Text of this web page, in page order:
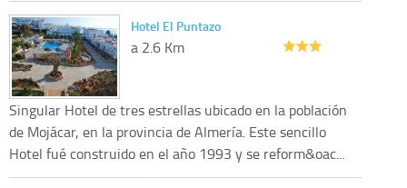
Hotel El Puntazo
a 2.6 Km
Singular Hotel de tres estrellas ubicado en la población
de Mojácar, en la provincia de Almería. Este sencillo
Hotel fué construido en el año 1993 y se reform&oac...